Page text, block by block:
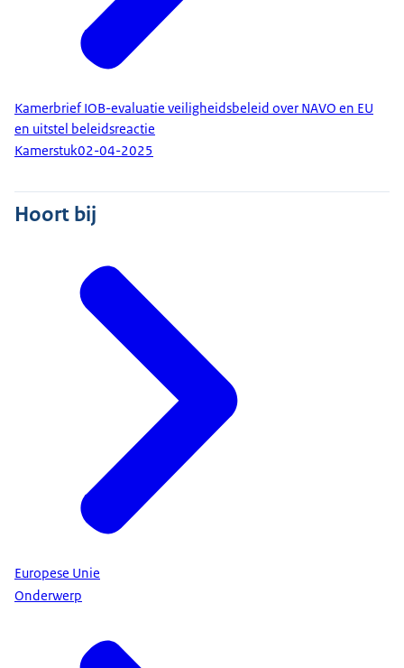
Kamerbrief IOB-evaluatie veiligheidsbeleid over NAVO en EU
en uitstel beleidsreactie
Kamerstuk02-04-2025
Hoort bij
Europese Unie
Onderwerp